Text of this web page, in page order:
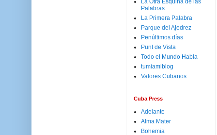
La Otra Esquina de las
Palabras
La Primera Palabra
Parque del Ajedrez
Penúltimos días
Punt de Vista
Todo el Mundo Habla
tumiamiblog
Valores Cubanos
Cuba Press
Adelante
Alma Mater
Bohemia